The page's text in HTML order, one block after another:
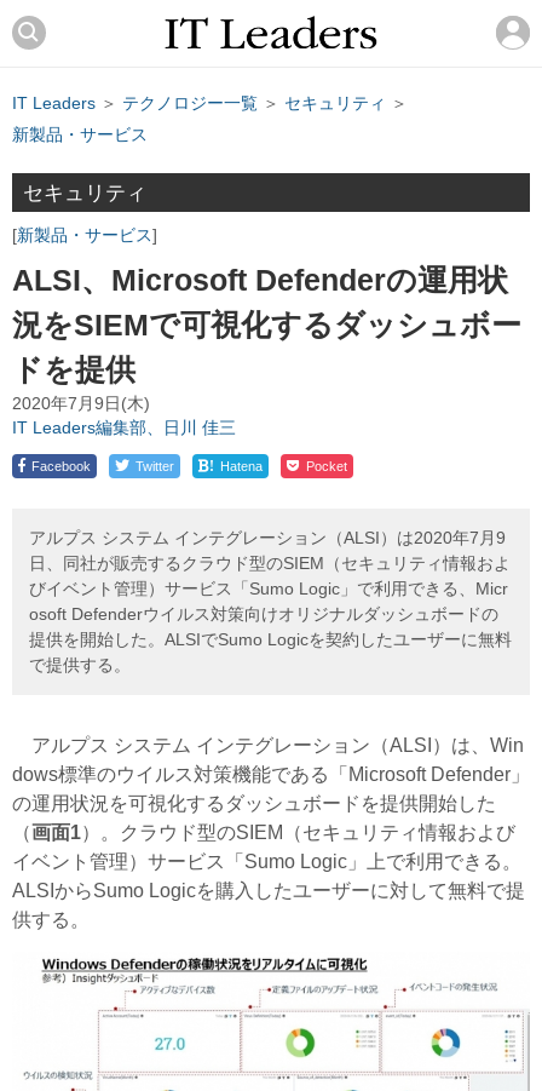
IT Leaders ＞ テクノロジー一覧 ＞ セキュリティ
＞
新製品・サービス
セキュリティ
新製品・サービス
ALSI、Microsoft Defenderの運用状
況をSIEMで可視化するダッシュボー
ドを提供
2020年7月9日(木)
IT Leaders編集部、日川 佳三
Facebook Twitter ! Hatena Pocket
アルプス システム インテグレーション（ALSI）は2020年7月9
日、同社が販売するクラウド型のSIEM（セキュリティ情報およ
びイベント管理）サービス「Sumo Logic」で利用できる、Micr
osoft Defenderウイルス対策向けオリジナルダッシュボードの
提供を開始した。ALSIでSumo Logicを契約したユーザーに無料
で提供する。
アルプス システム インテグレーション（ALSI）は、Win
dows標準のウイルス対策機能である「Microsoft Defender」
の運用状況を可視化するダッシュボードを提供開始した
（画面1）。クラウド型のSIEM（セキュリティ情報および
イベント管理）サービス「Sumo Logic」上で利用できる。
ALSIからSumo Logicを購入したユーザーに対して無料で提
供する。